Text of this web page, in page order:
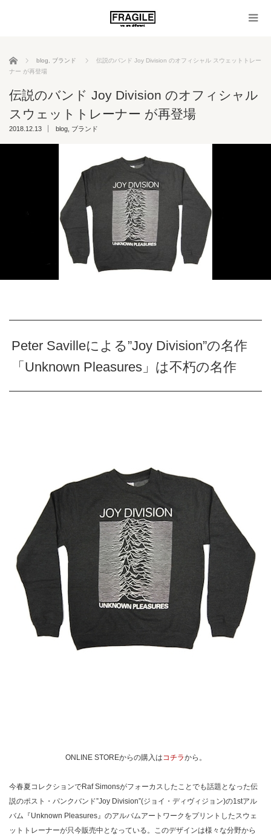
ホーム blog ブランド
伝説のバンド Joy Division のオフィシャル スウェットトレー
ナー が再登場
伝説のバンド Joy Division のオフィシャル
スウェットトレーナー が再登場
2018.12.13 blog ブランド
Peter Savilleによる”Joy Division”の名作
「Unknown Pleasures」は不朽の名作
ONLINE STOREからの購入はコチラから。
今春夏コレクションでRaf Simonsがフォーカスしたことでも話題となった伝
説のポスト・パンクバンド”Joy Division”(ジョイ・ディヴィジョン)の1stアル
バム『Unknown Pleasures』のアルバムアートワークをプリントしたスウェ
ットトレーナーが只今販売中となっている。このデザインは様々な分野から